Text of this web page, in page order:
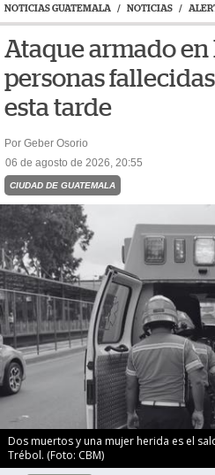
NOTICIAS GUATEMALA / NOTICIAS /
Ataque armado en
personas
esta tarde
Por Geber Osorio
06 de agosto de 2026, 20:55
CIUDAD DE GUATEMALA
Dos muertos y una mujer herida es el
Trébol. (Foto: CBM)